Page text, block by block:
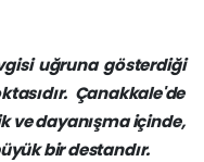
uğruna gösterdiği
Çanakkale'de
ve dayanışma içinde,
bir destandır.